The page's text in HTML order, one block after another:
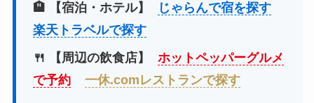
🏨 【宿泊・ホテル】
じゃらんで宿を探す
楽天トラベルで探す
🍴 【周辺の飲食店】
ホットペッパーグルメ
で予約
一休.comレストランで探す